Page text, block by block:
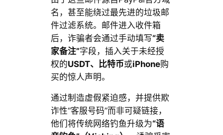
名，甚至能绕过最先进的垃圾邮
件过滤系统。邮件进入收件箱
后，诈骗者会通过手动填写“卖
家备注”字段，插入关于未经授
权的USDT、比特币或iPhone购
买的惊人声明。
通过制造虚假紧迫感，并提供欺
诈性“客服号码”而非可疑链接，
他们将传统网络钓鱼升级为“语